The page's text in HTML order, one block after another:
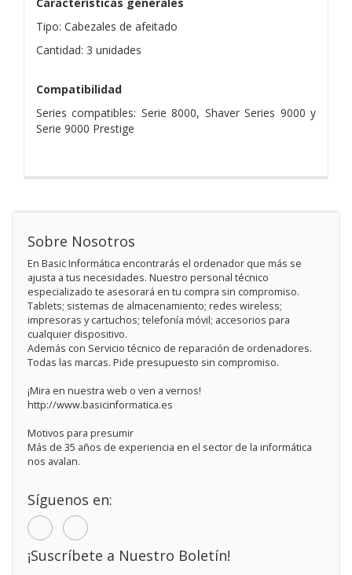
Tipo: Cabezales de afeitado
Cantidad: 3 unidades
Compatibilidad
Series compatibles: Serie 8000, Shaver Series 9000 y
Serie 9000 Prestige
Sobre Nosotros
En Basic Informática encontrarás el ordenador que más se
ajusta a tus necesidades. Nuestro personal técnico
especializado te asesorará en tu compra sin compromiso.
Tablets; sistemas de almacenamiento; redes wireless;
impresoras y cartuchos; telefonía móvil; accesorios para
cualquier dispositivo.
Además con Servicio técnico de reparación de ordenadores.
Todas las marcas. Pide presupuesto sin compromiso.
¡Mira en nuestra web o ven a vernos!
http://www.basicinformatica.es
Motivos para presumir
Más de 35 años de experiencia en el sector de la informática
nos avalan.
Síguenos en:
¡Suscríbete a Nuestro Boletín!